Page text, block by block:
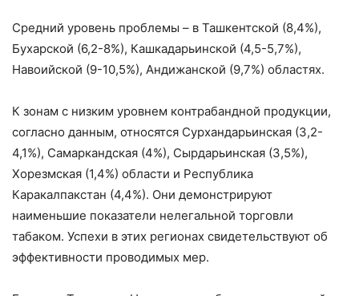
Средний уровень проблемы – в Ташкентской (8,4%),
Бухарской (6,2-8%), Кашкадарьинской (4,5-5,7%),
Навоийской (9-10,5%), Андижанской (9,7%) областях.
К зонам с низким уровнем контрабандной продукции,
согласно данным, относятся Сурхандарьинская (3,2-
4,1%), Самаркандская (4%), Сырдарьинская (3,5%),
Хорезмская (1,4%) области и Республика
Каракалпакстан (4,4%). Они демонстрируют
наименьшие показатели нелегальной торговли
табаком. Успехи в этих регионах свидетельствуют об
эффективности проводимых мер.